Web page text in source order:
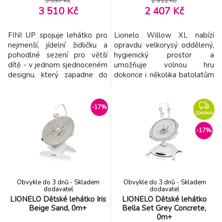
3 510 Kč
FINI UP spojuje lehátko pro
nejmenší, jídelní židličku a
pohodlné sezení pro větší
dítě - v jednom sjednoceném
designu, který zapadne do
domova: od prvních zdřímnutí
v pololehu, přes období
zavádění příkrmů, až po
každodenní sezení u stolu,
když chce dítě být nablízku
dění v kuchyni a jídelně
2 407 Kč
Lionelo Willow XL nabízí
opravdu velkorysý oddělený,
hygienický prostor a
umožňuje volnou hru
dokonce i několika batolatům
čistotě, a navíc jsou
dodatečně vyztužené.
Stabilitu zajišťují 4 přísavky
umístěné v rozích a potah
ukrývající horní konstrukční
prvky je polstrovaný vrstvou
-17%
LIONELO Dětské lehátko Iris
Beige Sand, 0m+
Obvykle do 3 dnů - Skladem
dodavatel
ZDARMA
-17%
LIONELO Dětské lehátko
Bella Set Grey Concrete,
0m+
Obvykle do 3 dnů - Skladem
dodavatel